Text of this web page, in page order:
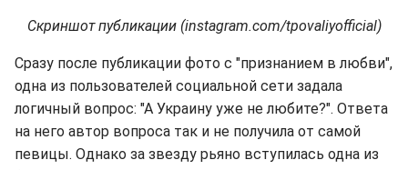
Скриншот публикации (instagram.com/tpovaliyofficial)
Сразу после публикации фото с "признанием в любви",
одна из пользователей социальной сети задала
логичный вопрос: "А Украину уже не любите?". Ответа
на него автор вопроса так и не получила от самой
певицы. Однако за звезду рьяно вступилась одна из